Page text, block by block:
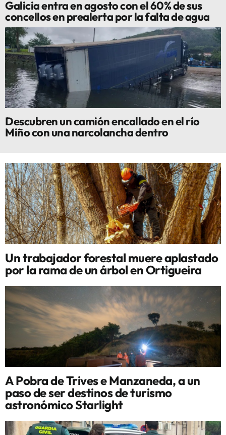
Galicia entra en agosto con el 60% de sus
concellos en prealerta por la falta de agua
Descubren un camión encallado en el río
Miño con una narcolancha dentro
Un trabajador forestal muere aplastado
por la rama de un árbol en Ortigueira
A Pobra de Trives e Manzaneda, a un
paso de ser destinos de turismo
astronómico Starlight